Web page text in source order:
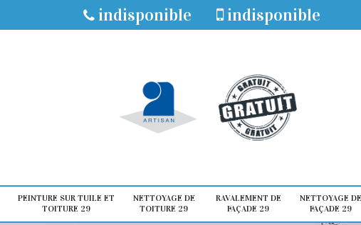
indisponible indisponible
PEINTURE SUR TUILE ET
TOITURE 29
NETTOYAGE DE
TOITURE 29
RAVALEMENT DE
FAÇADE 29
NETTOYAGE DE
FAÇADE 29